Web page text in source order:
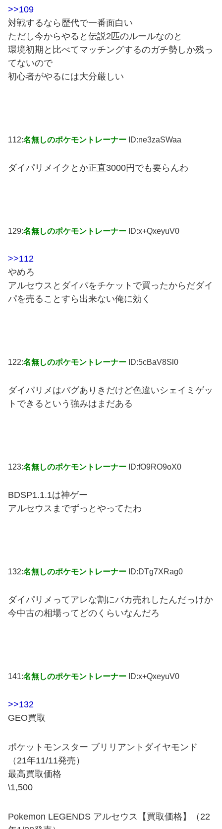
>>109
対戦するなら歴代で一番面白い
ただし今からやると伝説2匹のルールなのと
環境初期と比べてマッチングするのガチ勢しか残っ
てないので
初心者がやるには大分厳しい
112:名無しのポケモントレーナー ID:ne3zaSWaa
ダイパリメイクとか正直3000円でも要らんわ
129:名無しのポケモントレーナー ID:x+QxeyuV0
>>112
やめろ
アルセウスとダイパをチケットで買ったからだダイ
パを売ることすら出来ない俺に効く
122:名無しのポケモントレーナー ID:5cBaV8Sl0
ダイパリメはバグありきだけど色違いシェイミゲッ
トできるという強みはまだある
123:名無しのポケモントレーナー ID:fO9RO9oX0
BDSP1.1.1は神ゲー
アルセウスまでずっとやってたわ
132:名無しのポケモントレーナー ID:DTg7XRag0
ダイパリメってアレな割にバカ売れしたんだっけか
今中古の相場ってどのくらいなんだろ
141:名無しのポケモントレーナー ID:x+QxeyuV0
>>132
GEO買取
ポケットモンスター ブリリアントダイヤモンド
（21年11/11発売）
最高買取価格
\1,500
Pokemon LEGENDS アルセウス【買取価格】（22